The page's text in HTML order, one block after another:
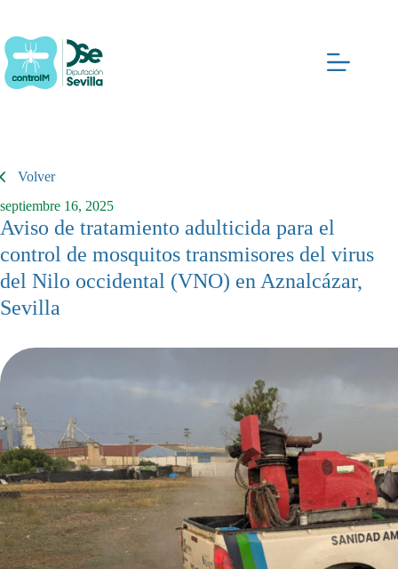
contenido
Volver
septiembre 16, 2025
Aviso de tratamiento adulticida para el
control de mosquitos transmisores del virus
del Nilo occidental (VNO) en Aznalcázar,
Sevilla